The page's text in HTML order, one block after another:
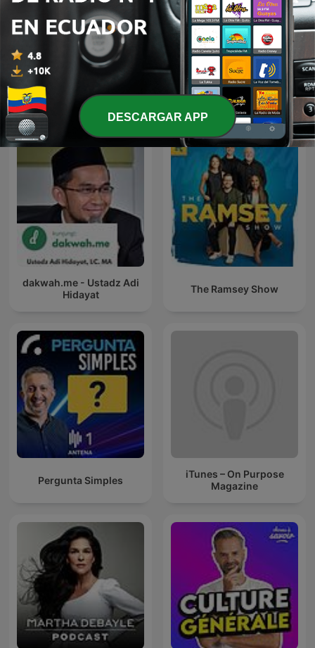
Quevedo 1 Adventista Ráckeve
Más podcasts internacionales de
Educación
dakwah.me - Ustadz Adi
Hidayat
The Ramsey Show
Pergunta Simples
iTunes – On Purpose
Magazine
DESCARGAR APP